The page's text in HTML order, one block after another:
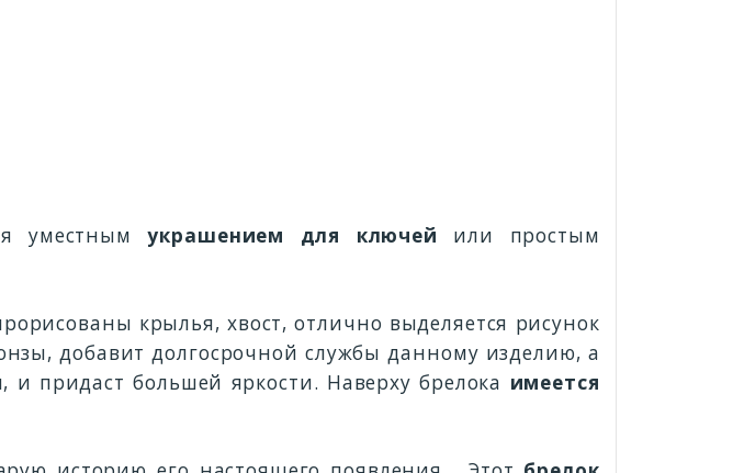
уместнымукрашением для ключей или простым
крылья, хвост, отлично выделяется рисунок
добавит долгосрочной службы данному изделию, а
и придаст большей яркости. Наверху брелока имеется